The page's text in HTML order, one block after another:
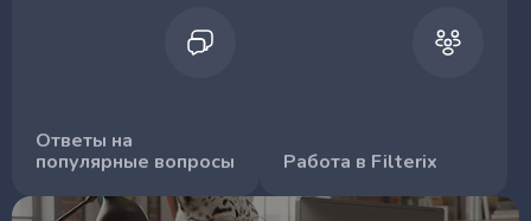
Ответы на
популярные вопросы
Работа в Filterix